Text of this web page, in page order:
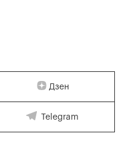
Дзен
Telegram